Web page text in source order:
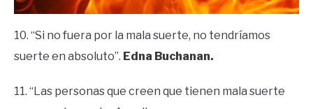
10. “Si no fuera por la mala suerte, no tendríamos
suerte en absoluto”. Edna Buchanan.
11. “Las personas que creen que tienen mala suerte